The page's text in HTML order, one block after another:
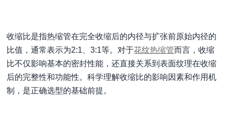
收缩比是指热缩管在完全收缩后的内径与扩张前原始内径的
比值，通常表示为2:1、3:1等。对于花纹热缩管而言，收缩
比不仅影响基本的密封性能，还直接关系到表面纹理在收缩
后的完整性和功能性。科学理解收缩比的影响因素和作用机
制，是正确选型的基础前提。